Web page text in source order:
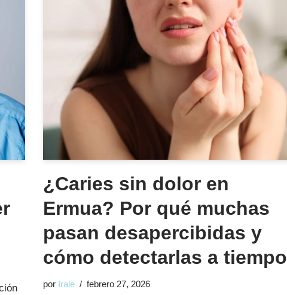
¿Caries sin dolor en
Ermua? Por qué muchas
pasan desapercibidas y
cómo detectarlas a tiempo
por Irale febrero 27, 2026